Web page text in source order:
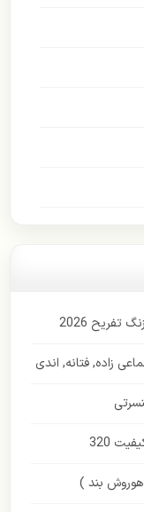
2026
زاده, فتانه, اندی
320
هوروش بند )